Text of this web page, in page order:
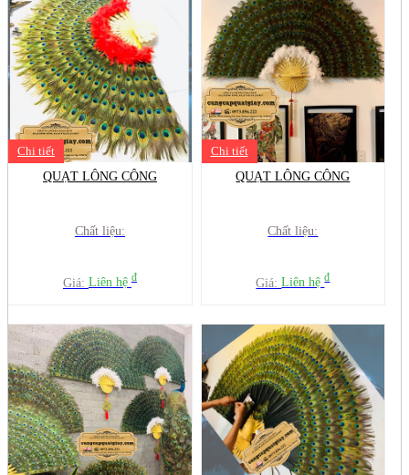
Chi tiết
QUẠT LÔNG CÔNG
Chất liệu:
Giá: Liên hệ đ
Chi tiết
QUẠT LÔNG CÔNG
Chất liệu:
Giá:Liên hệđ